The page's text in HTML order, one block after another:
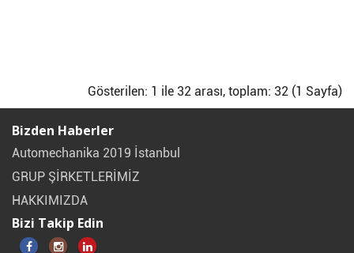
Gösterilen: 1 ile 32 arası, toplam: 32 (1 Sayfa)
Bizden Haberler
Automechanika 2019 İstanbul
GRUP ŞİRKETLERİMİZ
HAKKIMIZDA
Bizi Takip Edin